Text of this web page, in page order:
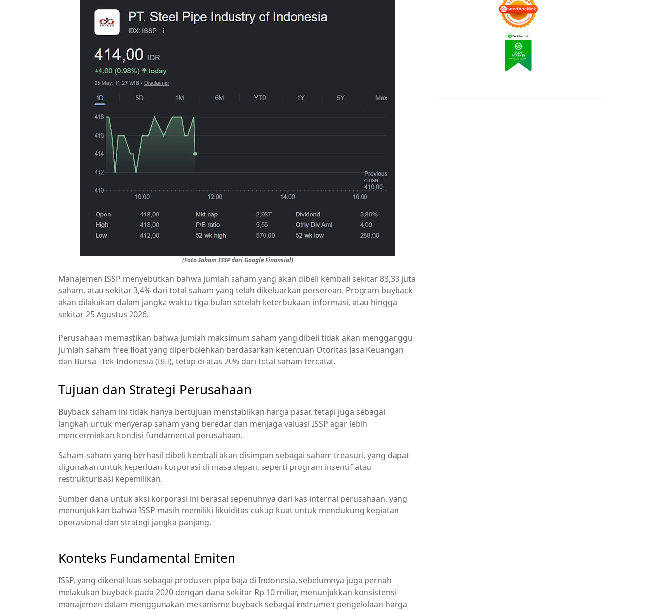
(Foto Saham ISSP dari Google Finansial)
Manajemen ISSP menyebutkan bahwa jumlah saham yang akan dibeli kembali sekitar 83,33 juta
saham, atau sekitar 3,4% dari total saham yang telah dikeluarkan perseroan. Program buyback
akan dilakukan dalam jangka waktu tiga bulan setelah keterbukaan informasi, atau hingga
sekitar 25 Agustus 2026.
Perusahaan memastikan bahwa jumlah maksimum saham yang dibeli tidak akan mengganggu
jumlah saham free float yang diperbolehkan berdasarkan ketentuan Otoritas Jasa Keuangan
dan Bursa Efek Indonesia (BEI), tetap di atas 20% dari total saham tercatat.
Tujuan dan Strategi Perusahaan
Buyback saham ini tidak hanya bertujuan menstabilkan harga pasar, tetapi juga sebagai
langkah untuk menyerap saham yang beredar dan menjaga valuasi ISSP agar lebih
mencerminkan kondisi fundamental perusahaan.
Saham‑saham yang berhasil dibeli kembali akan disimpan sebagai saham treasuri, yang dapat
digunakan untuk keperluan korporasi di masa depan, seperti program insentif atau
restrukturisasi kepemilikan.
Sumber dana untuk aksi korporasi ini berasal sepenuhnya dari kas internal perusahaan, yang
menunjukkan bahwa ISSP masih memiliki likuiditas cukup kuat untuk mendukung kegiatan
operasional dan strategi jangka panjang.
Konteks Fundamental Emiten
ISSP, yang dikenal luas sebagai produsen pipa baja di Indonesia, sebelumnya juga pernah
melakukan buyback pada 2020 dengan dana sekitar Rp 10 miliar, menunjukkan konsistensi
manajemen dalam menggunakan mekanisme buyback sebagai instrumen pengelolaan harga